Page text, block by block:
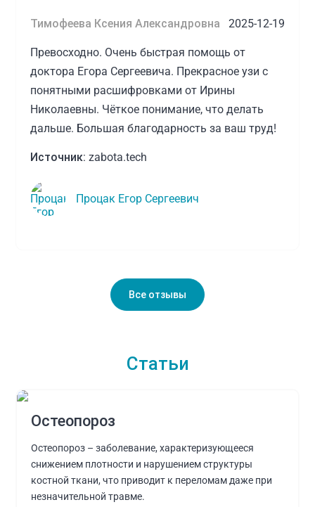
Тимофеева Ксения Александровна 2025-12-19
Превосходно. Очень быстрая помощь от
доктора Егора Сергеевича. Прекрасное узи с
понятными расшифровками от Ирины
Николаевны. Чёткое понимание, что делать
дальше. Большая благодарность за ваш труд!
Источник: zabota.tech
Процак Егор Сергеевич
Все отзывы
Статьи
Остеопороз
Остеопороз – заболевание, характеризующееся
снижением плотности и нарушением структуры
костной ткани, что приводит к переломам даже при
незначительной травме.